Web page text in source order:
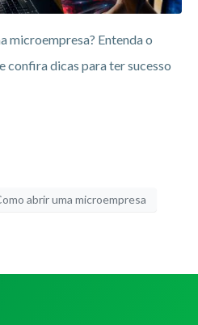
microempresa? Entenda o
confira dicas para ter sucesso
abrir uma microempresa